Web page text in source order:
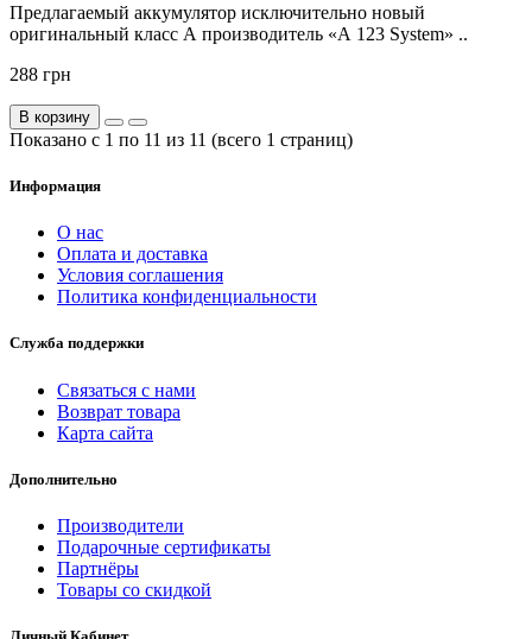
Предлагаемый аккумулятор исключительно новый
оригинальный класс А производитель «А 123 System» ..
288 грн
В корзину
Показано с 1 по 11 из 11 (всего 1 страниц)
Информация
О нас
Оплата и доставка
Условия соглашения
Политика конфиденциальности
Служба поддержки
Связаться с нами
Возврат товара
Карта сайта
Дополнительно
Производители
Подарочные сертификаты
Партнёры
Товары со скидкой